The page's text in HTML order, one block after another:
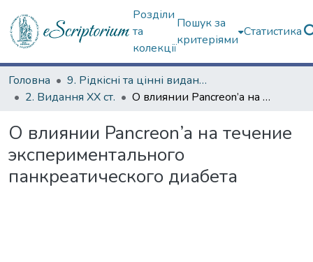
Розділи
та
колекції
Пошук за
критеріями
Статистика
Головна
9. Рідкісні та цінні видання
2. Видання ХХ ст.
О влиянии Pancreon’a на течение экспериментального панкреатического диабета
О влиянии Pancreon’a на течение
экспериментального
панкреатического диабета